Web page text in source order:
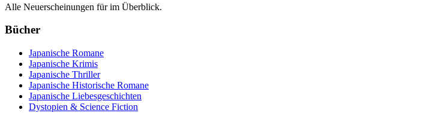
Alle Neuerscheinungen für im Überblick.
Bücher
Japanische Romane
Japanische Krimis
Japanische Thriller
Japanische Historische Romane
Japanische Liebesgeschichten
Dystopien & Science Fiction